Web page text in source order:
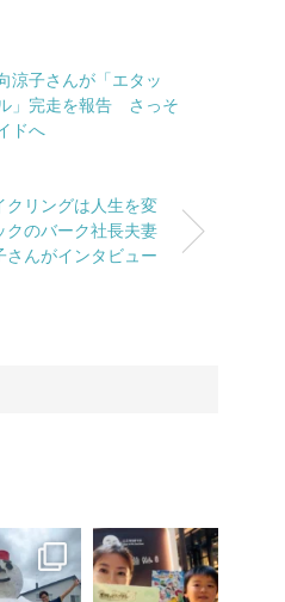
涼子さんが「エタッ
」完走を報告 さっそ
ドへ
クリングは人生を変
のバーク社長夫妻
さんがインタビュー